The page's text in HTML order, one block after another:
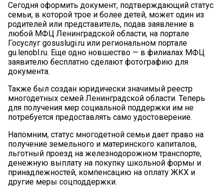
Сегодня оформить документ, подтверждающий статус
семьи, в которой трое и более детей, может один из
родителей или представитель, подав заявление в
любой МФЦ Ленинградской области, на портале
Госуслуг gosuslugi.ru или региональном портале
gu.lenobl.ru. Еще одно новшество — в филиалах МФЦ
заявителю бесплатно сделают фотографию для
документа.
Также был создан юридически значимый реестр
многодетных семей Ленинградской области. Теперь
для получения мер социальной поддержки им не
потребуется предоставлять само удостоверение.
Напомним, статус многодетной семьи дает право на
получение земельного и материнского капиталов,
льготный проезд на железнодорожном транспорте,
денежную выплату на покупку школьной формы и
принадлежностей, компенсацию на оплату ЖКХ и
другие меры соцподдержки.